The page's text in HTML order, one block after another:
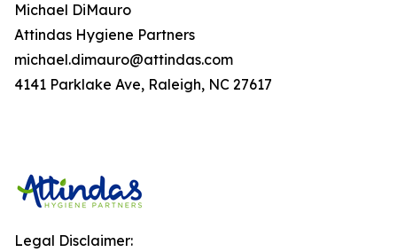
Michael DiMauro
Attindas Hygiene Partners
michael.dimauro@attindas.com
4141 Parklake Ave, Raleigh, NC 27617
Legal Disclaimer: